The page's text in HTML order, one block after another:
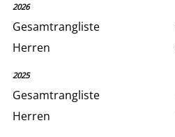
2026
Gesamtrangliste
Herren
2025
Gesamtrangliste
Herren